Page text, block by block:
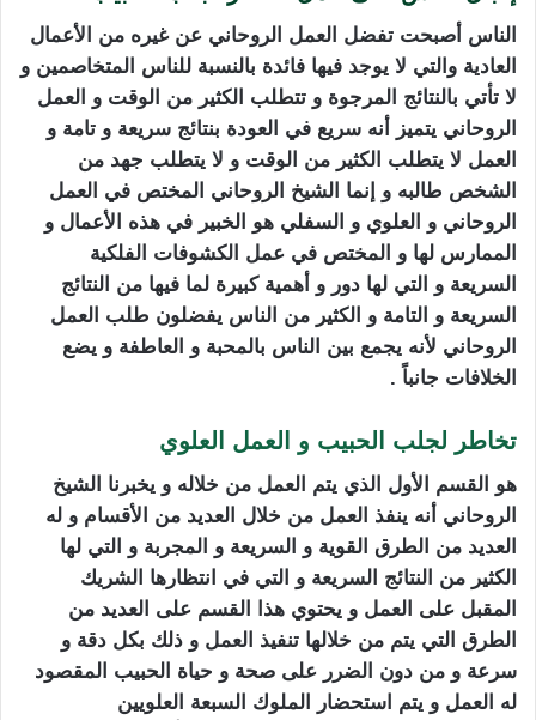
الناس أصبحت تفضل العمل الروحاني عن غيره من الأعمال
العادية والتي لا يوجد فيها فائدة بالنسبة للناس المتخاصمين و
لا تأتي بالنتائج المرجوة و تتطلب الكثير من الوقت و العمل
الروحاني يتميز أنه سريع في العودة بنتائج سريعة و تامة و
العمل لا يتطلب الكثير من الوقت و لا يتطلب جهد من
الشخص طالبه و إنما الشيخ الروحاني المختص في العمل
الروحاني و العلوي و السفلي هو الخبير في هذه الأعمال و
الممارس لها و المختص في عمل الكشوفات الفلكية
السريعة و التي لها دور و أهمية كبيرة لما فيها من النتائج
السريعة و التامة و الكثير من الناس يفضلون طلب العمل
الروحاني لأنه يجمع بين الناس بالمحبة و العاطفة و يضع
الخلافات جانباً .
تخاطر لجلب الحبيب و العمل العلوي
هو القسم الأول الذي يتم العمل من خلاله و يخبرنا الشيخ
الروحاني أنه ينفذ العمل من خلال العديد من الأقسام و له
العديد من الطرق القوية و السريعة و المجربة و التي لها
الكثير من النتائج السريعة و التي في انتظارها الشريك
المقبل على العمل و يحتوي هذا القسم على العديد من
الطرق التي يتم من خلالها تنفيذ العمل و ذلك بكل دقة و
سرعة و من دون الضرر على صحة و حياة الحبيب المقصود
له العمل و يتم استحضار الملوك السبعة العلويين